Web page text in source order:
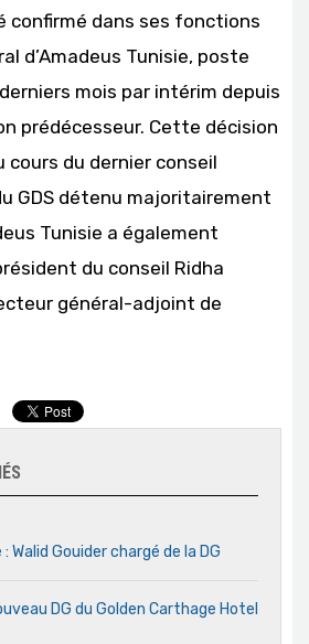
confirmé dans ses fonctions
d’Amadeus Tunisie, poste
mois par intérim depuis
prédécesseur. Cette décision
du dernier conseil
GDS détenu majoritairement
Tunisie a également
du conseil Ridha
général-adjoint de
Walid Gouider chargé de la DG
DG du Golden Carthage Hotel